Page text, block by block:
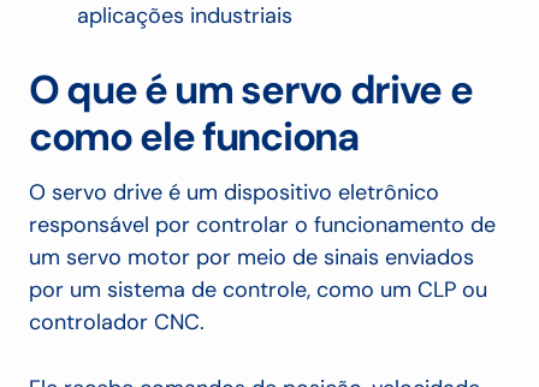
aplicações industriais
O que é um servo drive e
como ele funciona
O servo drive é um dispositivo eletrônico
responsável por controlar o funcionamento de
um servo motor por meio de sinais enviados
por um sistema de controle, como um CLP ou
controlador CNC.